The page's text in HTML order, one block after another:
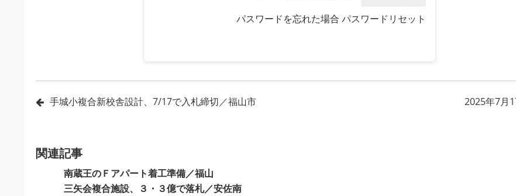
パスワードを忘れた場合パスワードリセット
投
ビ
手城小複合新校舎設計、7/17で入札締切／福山市 2025年7月
関連記事
南蔵王のＦアパート着工準備／福山
三矢会複合施設、３・３億で落札／安佐南